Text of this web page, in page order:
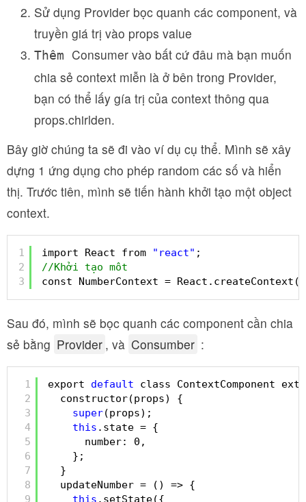
Sử dụng Provider bọc quanh các component, và
truyền giá trị vào props value
Thêm Consumer vào bất cứ đâu mà bạn muốn
chia sẻ context miễn là ở bên trong Provider,
bạn có thể lấy gía trị của context thông qua
props.chirlden.
Bây giờ chúng ta sẽ đi vào ví dụ cụ thể. Mình sẽ xây
dựng 1 ứng dụng cho phép random các số và hiển
thị. Trước tiên, mình sẽ tiến hành khởi tạo một object
context.
1
2
3
import React from "react" ;
//Khởi tạo môt
const NumberContext =
Sau đó, mình sẽ bọc quanh các component cần chia
sẻ bằng Provider , và Consumber :
1
2
3
4
5
6
7
8
9
export default
class ContextComponent
constructor(props) {
super(props);
this .state = {
number: 0,
};
}
updateNumber = () => {
this .setState({